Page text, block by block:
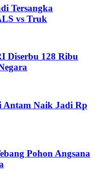
Tersangka
vs Truk
Diserbu 128 Ribu
Naik Jadi Rp
Pohon Angsana